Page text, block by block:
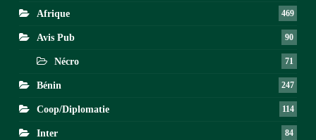
Afrique 469
Avis Pub 90
Nécro 71
Bénin 247
Coop/Diplomatie 114
Inter 84